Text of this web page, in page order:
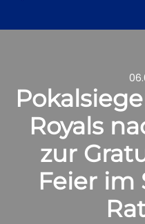
Royals
zur
Feier im